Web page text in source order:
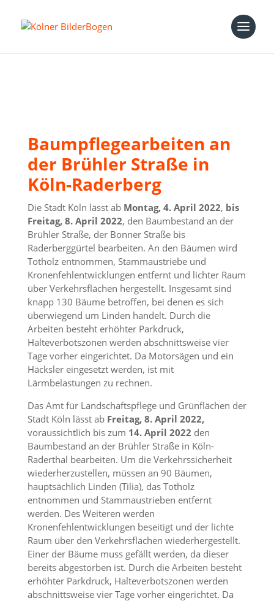
Baumpflegearbeiten an
der Brühler Straße in
Köln-Raderberg
Die Stadt Köln lässt ab Montag, 4. April 2022, bis
Freitag, 8. April 2022, den Baumbestand an der
Brühler Straße, der Bonner Straße bis
Raderberggürtel bearbeiten. An den Bäumen wird
Totholz entnommen, Stammaustriebe und
Kronenfehlentwicklungen entfernt und lichter Raum
über Verkehrsflächen hergestellt. Insgesamt sind
knapp 130 Bäume betroffen, bei denen es sich
überwiegend um Linden handelt. Durch die
Arbeiten besteht erhöhter Parkdruck,
Halteverbotszonen werden abschnittsweise vier
Tage vorher eingerichtet. Da Motorsägen und ein
Häcksler eingesetzt werden, ist mit
Lärmbelastungen zu rechnen.
Das Amt für Landschaftspflege und Grünflächen der
Stadt Köln lässt ab Freitag, 8. April 2022,
voraussichtlich bis zum 14. April 2022 den
Baumbestand an der Brühler Straße in Köln-
Raderthal bearbeiten. Um die Verkehrssicherheit
wiederherzustellen, müssen an 90 Bäumen,
hauptsächlich Linden (Tilia), das Totholz
entnommen und Stammaustrieben entfernt
werden. Des Weiteren werden
Kronenfehlentwicklungen beseitigt und der lichte
Raum über den Verkehrsflächen wiederhergestellt.
Einer der Bäume muss gefällt werden, da dieser
bereits abgestorben ist. Durch die Arbeiten besteht
erhöhter Parkdruck, Halteverbotszonen werden
abschnittsweise vier Tage vorher eingerichtet. Da